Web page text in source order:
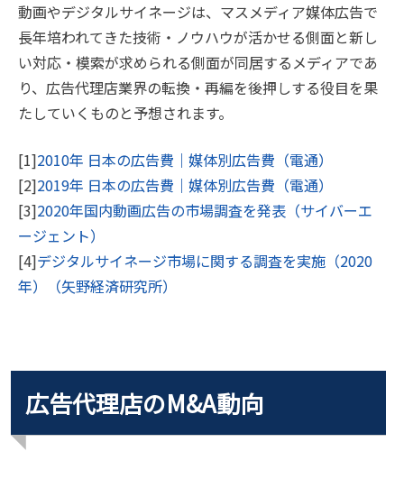
動画やデジタルサイネージは、マスメディア媒体広告で
長年培われてきた技術・ノウハウが活かせる側面と新し
い対応・模索が求められる側面が同居するメディアであ
り、広告代理店業界の転換・再編を後押しする役目を果
たしていくものと予想されます。
[1]2010年 日本の広告費｜媒体別広告費（電通）
[2]2019年 日本の広告費｜媒体別広告費（電通）
[3]2020年国内動画広告の市場調査を発表（サイバーエ
ージェント）
[4]デジタルサイネージ市場に関する調査を実施（2020
年）（矢野経済研究所）
広告代理店のM&A動向